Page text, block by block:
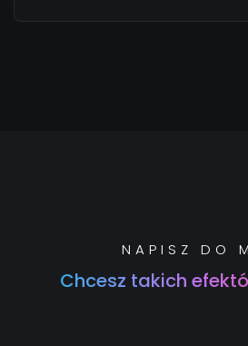
NAPISZ DO
Chcesz takich